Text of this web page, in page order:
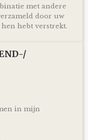
door middel van
direct cadeau kunt
, komen ophalen
en trace code!
persoonlijke touch
de ouders (to be)
met andere
door uw
hebt verstrekt.
in mijn